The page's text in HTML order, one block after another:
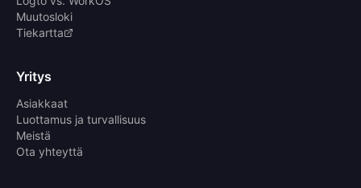
Muutosloki
Tiekartta
Yritys
Asiakkaat
Luottamus ja turvallisuus
Meistä
Ota yhteyttä